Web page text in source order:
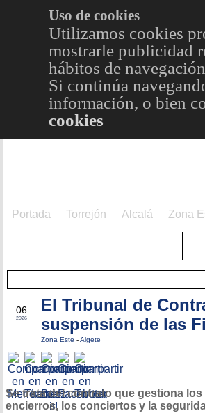
Uso de cookies
Utilizamos cookies
mostrarle publicidad
hábitos de
Si continúa
información, o bien
cookies
Portada Torrejón Alcalá Zona
06
2026
El Tribunal de
suspensión de las
Zona Este -Algete
Se trata del contrato que gestiona los
encierros, los conciertos y la